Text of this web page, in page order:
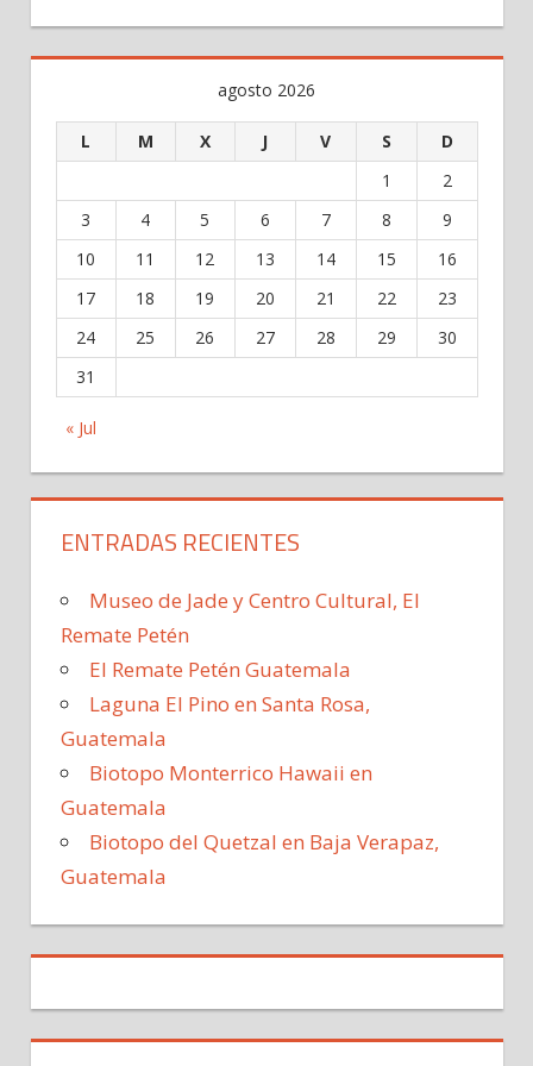
agosto 2026
L M X J V S D
« Jul
1
2
3
4 5 6 7 8
9
10
11 12 13 14 15
16
17
18 19 20 21 22
23
24
25 26 27 28 29
30
31
ENTRADAS RECIENTES
Museo de Jade y Centro Cultural, El
Remate Petén
El Remate Petén Guatemala
Laguna El Pino en Santa Rosa,
Guatemala
Biotopo Monterrico Hawaii en
Guatemala
Biotopo del Quetzal en Baja Verapaz,
Guatemala